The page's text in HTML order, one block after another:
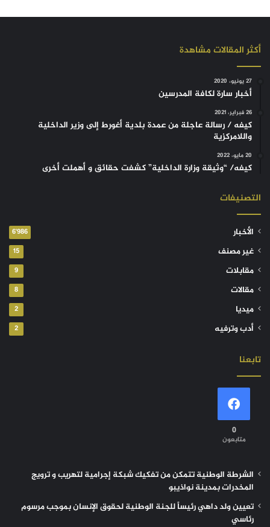
أكثر المقالات مشاهدة
27 يونيو، 2020
أخبار سارة لكافة المدرسين
26 فبراير، 2021
كيفه / رسالة عاجلة من عمدة بلدية أغورط إلى وزير الداخلية
واللامركزية
20 مايو، 2022
كيفه/ “وثيقة وزارة الداخلية” كشفت حقائق و أهملت أخرى
التصنيفات
الأخبار 6٬986
غير مصنف 15
مقابلات 9
مقالات 8
ميديا 2
أدب وترفيه 2
تابعنا
0
متابعون
الشرطة الوطنية تتمكن من تفكيك شبكة إجرامية لتهريب و ترويج
المخدرات بمدينة نواذيبو
تعيين ولد داهي رئيساً للجنة الوطنية لحقوق الإنسان بموجب مرسوم
رئاسي